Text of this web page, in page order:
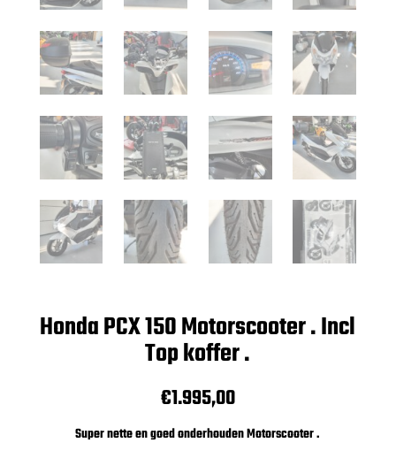
Honda PCX 150 Motorscooter . Incl
Top koffer .
€1.995,00
Super nette en goed onderhouden Motorscooter .